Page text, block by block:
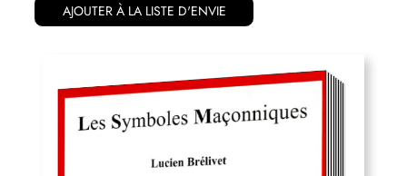
AJOUTER À LA LISTE D'ENVIE